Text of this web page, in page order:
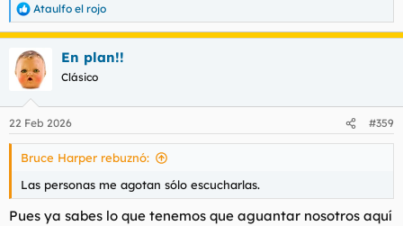
R
e
a
c
c
e
s
Ataulfo el rojo
En plan!!
Clásico
22 Feb 2026 #359
Bruce Harper rebuznó:
Las personas me agotan sólo escucharlas.
Pues ya sabes lo que tenemos que aguantar nosotros aquí